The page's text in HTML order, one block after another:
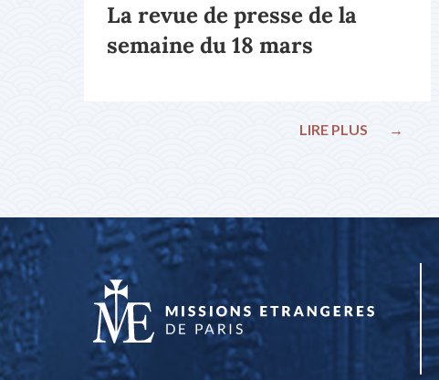
La revue de presse de la
semaine du 18 mars
LIRE PLUS →